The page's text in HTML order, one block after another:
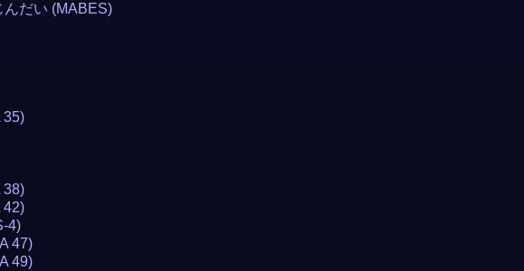
だい (MABES)
35)
38)
42)
4)
47)
49)